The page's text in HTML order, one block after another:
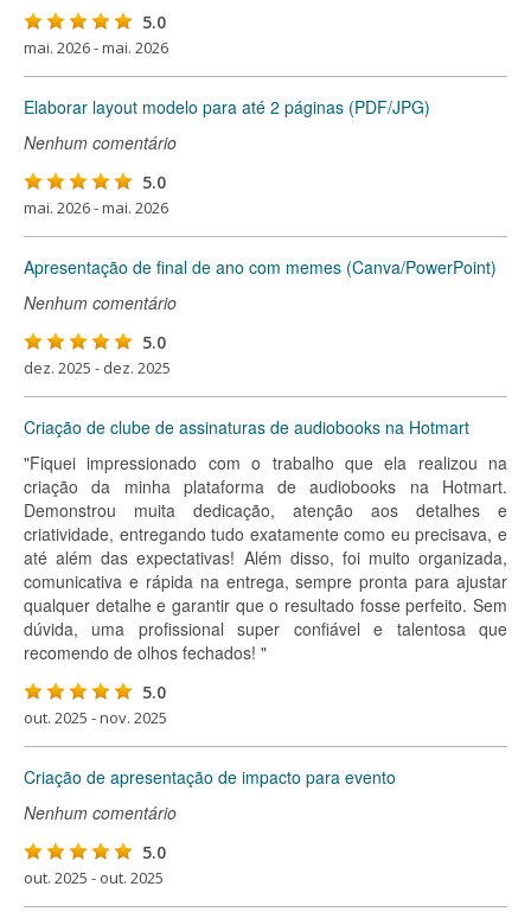
5.0
mai. 2026 - mai. 2026
Elaborar layout modelo para até 2 páginas (PDF/JPG)
Nenhum comentário
5.0
mai. 2026 - mai. 2026
Apresentação de final de ano com memes (Canva/PowerPoint)
Nenhum comentário
5.0
dez. 2025 - dez. 2025
Criação de clube de assinaturas de audiobooks na Hotmart
"Fiquei impressionado com o trabalho que ela realizou na
criação da minha plataforma de audiobooks na Hotmart.
Demonstrou muita dedicação, atenção aos detalhes e
criatividade, entregando tudo exatamente como eu precisava, e
até além das expectativas! Além disso, foi muito organizada,
comunicativa e rápida na entrega, sempre pronta para ajustar
qualquer detalhe e garantir que o resultado fosse perfeito. Sem
dúvida, uma profissional super confiável e talentosa que
recomendo de olhos fechados! "
5.0
out. 2025 - nov. 2025
Criação de apresentação de impacto para evento
Nenhum comentário
5.0
out. 2025 - out. 2025